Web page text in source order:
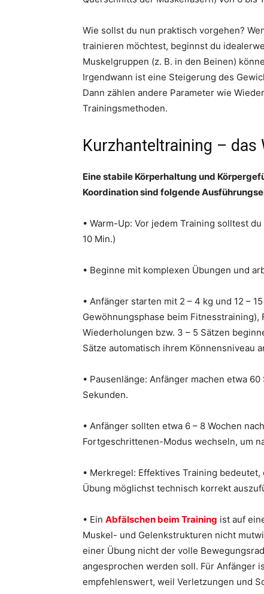
Wie sollst du nun praktisch vorgehen?
trainieren möchtest, beginnst du
Muskelgruppen (z. B. in den Beinen)
Irgendwann ist eine Steigerung des
Dann zählen andere Parameter wie
Trainingsmethoden.
Kurzhanteltraining – das
Eine stabile Körperhaltung und
Koordination sind folgende
• Warm-Up: Vor jedem Training solltest
10 Min.)
• Beginne mit komplexen Übungen und
• Anfänger starten mit 2 – 4 kg und 12 –
Gewöhnungsphase beim
Wiederholungen bzw. 3 – 5 Sätzen
Sätze automatisch ihrem Könnensniveau
• Pausenlänge: Anfänger machen etwa
Sekunden.
• Anfänger sollten etwa 6 – 8 Wochen
Fortgeschrittenen-Modus wechseln, um
• Merkregel: Effektives Training
Übung möglichst technisch korrekt
• Ein Abfälschen beim Training ist auf
Muskel- und Gelenkstrukturen nicht
einer Übung nicht der volle
angesprochen werden soll. Für Anfänger
empfehlenswert, weil Verletzungen und